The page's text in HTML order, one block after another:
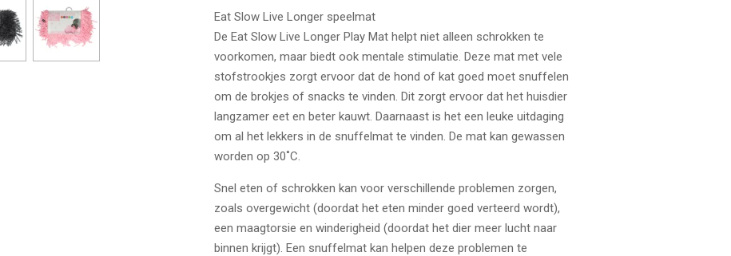
Eat Slow Live Longer speelmat
De Eat Slow Live Longer Play Mat helpt niet alleen schrokken te
voorkomen, maar biedt ook mentale stimulatie. Deze mat met vele
stofstrookjes zorgt ervoor dat de hond of kat goed moet snuffelen
om de brokjes of snacks te vinden. Dit zorgt ervoor dat het huisdier
langzamer eet en beter kauwt. Daarnaast is het een leuke uitdaging
om al het lekkers in de snuffelmat te vinden. De mat kan gewassen
worden op 30˚C.
Snel eten of schrokken kan voor verschillende problemen zorgen,
zoals overgewicht (doordat het eten minder goed verteerd wordt),
een maagtorsie en winderigheid (doordat het dier meer lucht naar
binnen krijgt). Een snuffelmat kan helpen deze problemen te